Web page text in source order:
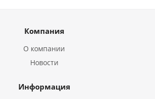
Компания
О компании
Новости
Информация